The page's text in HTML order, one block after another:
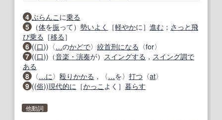
4 ぶらんこ に乗る
5
（体を振って） 勢いよく ［軽やかに］ 進む ； さっと飛
び乗る ［移る ］
6 ((口))〈…のかどで〉 絞首刑になる 〈for〉
7 ((口))（音楽・演奏が） スイングする ， スイング調で
ある
8
〈…に〉 殴りかかる ，〈…を〉 打つ 〈at〉
9 ((俗))現代的に ［かっこ よく］ 暮らす
他動詞